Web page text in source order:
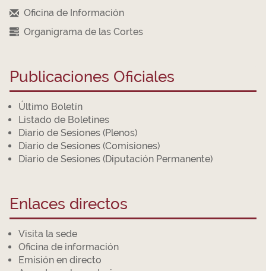
Oficina de Información
Organigrama de las Cortes
Publicaciones Oficiales
Último Boletín
Listado de Boletines
Diario de Sesiones (Plenos)
Diario de Sesiones (Comisiones)
Diario de Sesiones (Diputación Permanente)
Enlaces directos
Visita la sede
Oficina de información
Emisión en directo